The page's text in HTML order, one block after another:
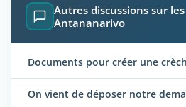
Autres discussions sur
Antananarivo
Documents pour créer une
On vient de déposer notre